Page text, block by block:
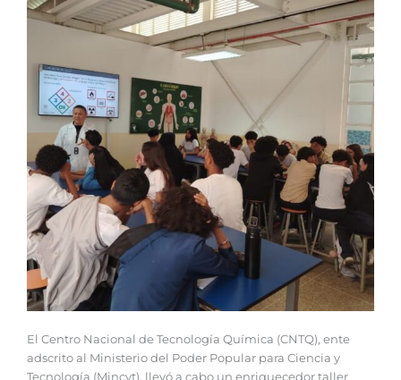
El Centro Nacional de Tecnología Química (CNTQ), ente
adscrito al Ministerio del Poder Popular para Ciencia y
Tecnología (Mincyt), llevó a cabo un enriquecedor taller